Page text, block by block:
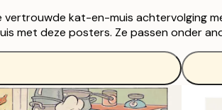
kat-en-muis achtervolging
met deze posters. Ze passen onder